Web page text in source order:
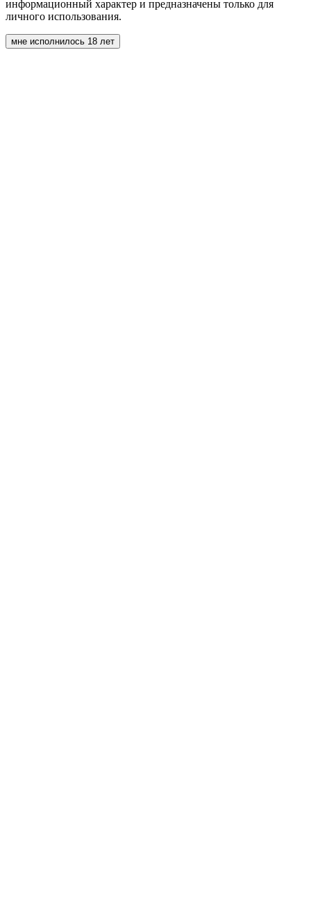
информационный характер и предназначены только для
личного использования.
мне исполнилось 18 лет